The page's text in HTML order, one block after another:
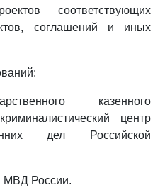
соответствующих
соглашений и иных
казенного
центр
дел Российской
МВД России.